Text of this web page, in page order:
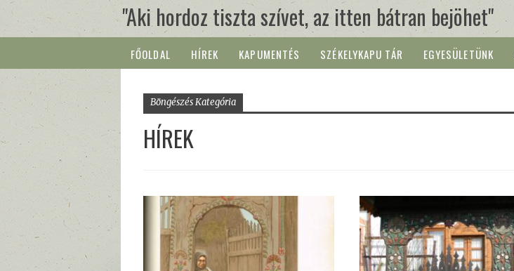
"Aki hordoz tiszta szívet, az itten bátran bejöhet"
FŐOLDAL HÍREK KAPUMENTÉS SZÉKELYKAPU TÁR EGYESÜLETÜNK
Böngészés Kategória
HÍREK